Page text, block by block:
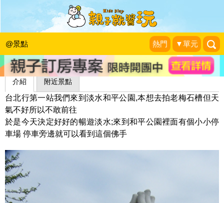
@景點 熱門 ▼單元
一滴水紀念館－淡水和平公園
jessica徐妹的媽
介紹 附近景點
台北行第一站我們來到淡水和平公園,本想去拍老梅石槽但天
氣不好所以不敢前往
於是今天決定好好的暢遊淡水;來到和平公園裡面有個小小停
車場 停車旁邊就可以看到這個佛手